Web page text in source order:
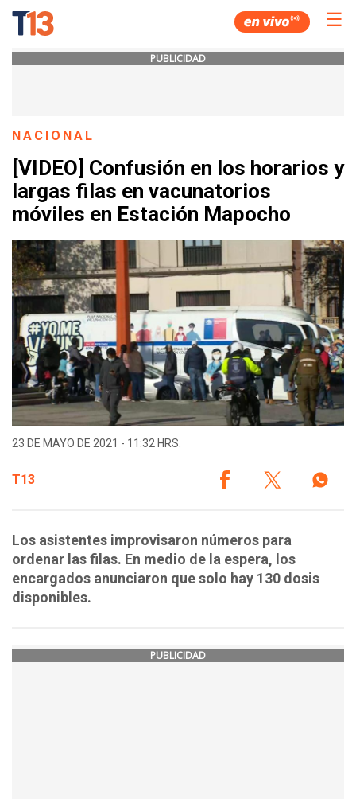
☰
PUBLICIDAD
NACIONAL
[VIDEO] Confusión en los horarios y
largas filas en vacunatorios
móviles en Estación Mapocho
23 DE MAYO DE 2021 - 11:32 HRS.
T13
Los asistentes improvisaron números para
ordenar las filas. En medio de la espera, los
encargados anunciaron que solo hay 130 dosis
disponibles.
PUBLICIDAD